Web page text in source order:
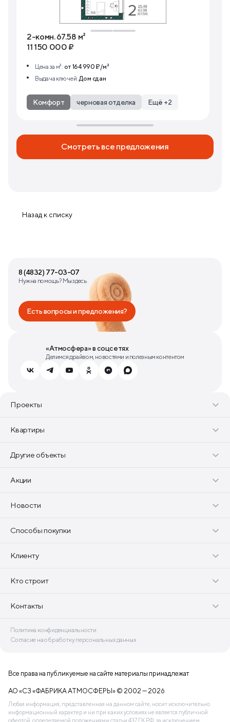
Смотреть все предложения
2-комн. 67.58 м²
11 150 000 ₽
Цена за м²: от 164 990 ₽/м²
Выдача ключей:Дом сдан
Комфорт черновая отделка Ещё +2
Назад к списку
8 (4832) 77-03-07
Нужна помощь? Мы здесь
Есть вопросы и предложения?
«Атмосфера» в соцсетях
Делимся драйвом, новостями и полезным контентом
Проекты
Квартиры
Другие объекты
Акции
Новости
Способы покупки
Клиенту
Кто строит
Контакты
Политика конфиденциальности
Согласие на обработку персональных данных
Все права на публикуемые на сайте материалы принадлежат
АО «СЗ «ФАБРИКА АТМОСФЕРЫ» © 2002 — 2026
Любая информация, представленная на данном сайте, носит исключительно
информационный характер и ни при каких условиях не является публичной
офертой, определяемой положениями статьи 437 ГК РФ, за исключением